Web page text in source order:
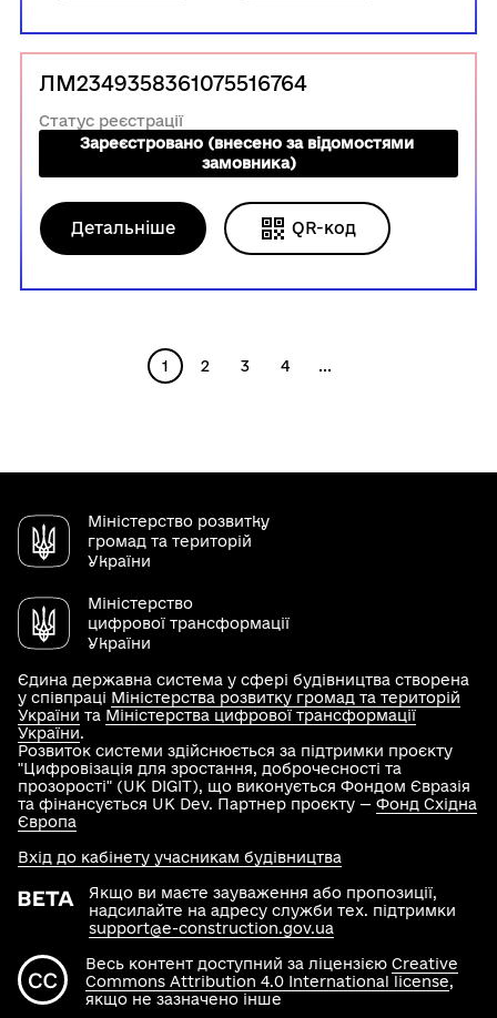
ЛМ2349358361075516764
Статус реєстрації
Зареєстровано (внесено за відомостями
замовника)
Детальніше QR-код
1 2 3 4 ...
Міністерство розвитку
громад та територій
України
Міністерство
цифрової трансформації
України
Єдина державна система у сфері будівництва створена
у співпраці Міністерства розвитку громад та територій
України та Міністерства цифрової трансформації
України.
Розвиток системи здійснюється за підтримки проєкту
"Цифровізація для зростання, доброчесності та
прозорості" (UK DIGIT), що виконується Фондом Євразія
та фінансується UK Dev. Партнер проєкту — Фонд Східна
Європа
Якщо ви маєте зауваження або пропозиції,
надсилайте на адресу служби тех. підтримки
support@e-construction.gov.ua
Весь контент доступний за ліцензією Creative
Commons Attribution 4.0 International license,
якщо не зазначено інше
Вхід до кабінету учасникам будівництва